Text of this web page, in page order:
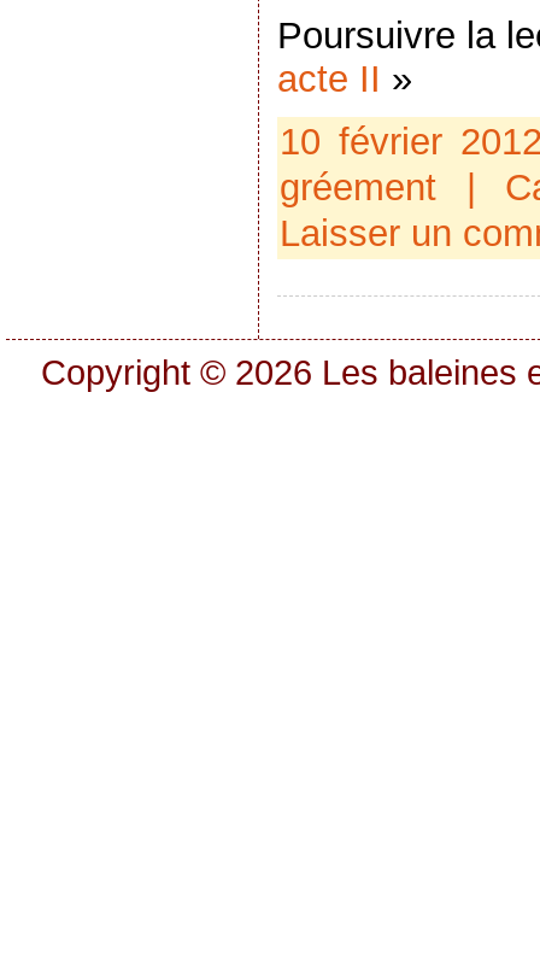
Poursuivre la
acte II »
10 février
gréement|
Laisser un
Copyright © 2026 Les baleines